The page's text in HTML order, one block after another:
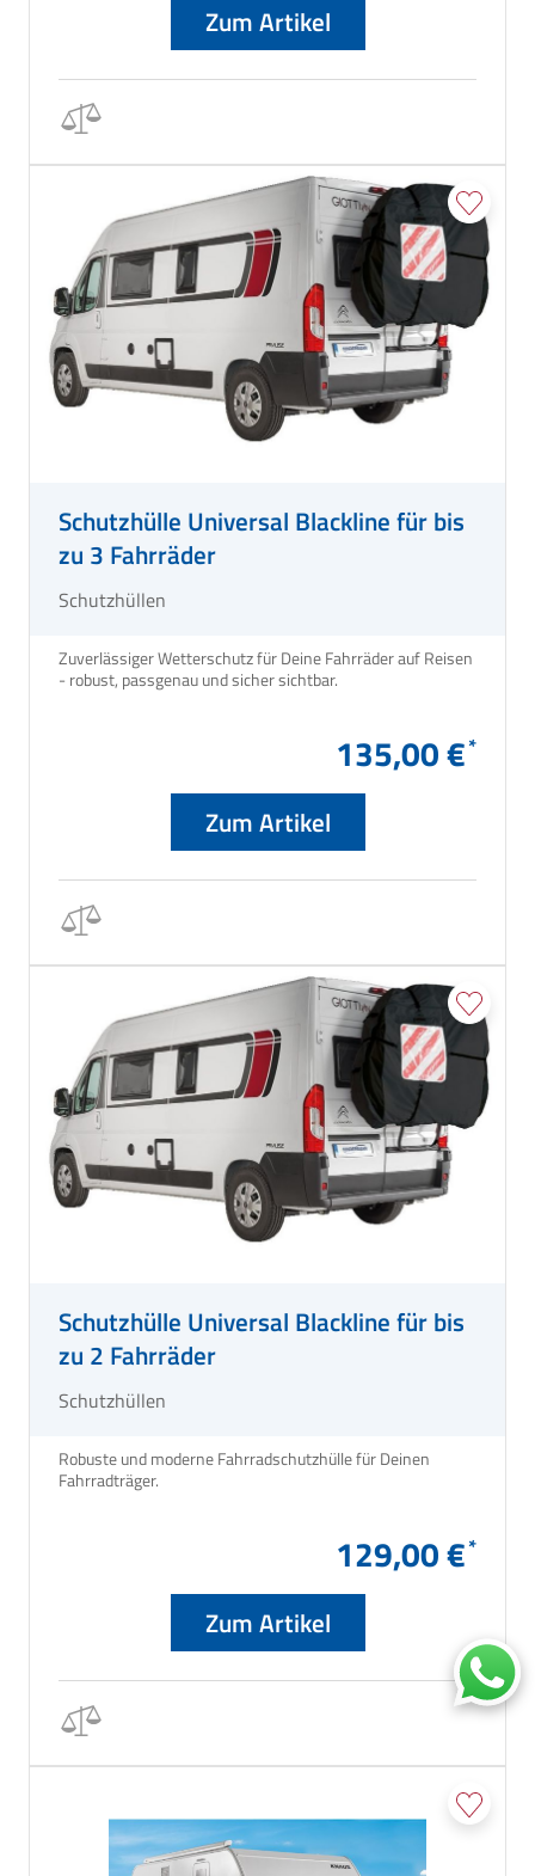
Zum Artikel
Schutzhülle Universal Blackline für bis
zu 3 Fahrräder
Schutzhüllen
Zuverlässiger Wetterschutz für Deine Fahrräder auf Reisen
135,00 €
Zum Artikel
Schutzhülle Universal Blackline für bis
zu 2 Fahrräder
Schutzhüllen
Robuste und moderne Fahrradschutzhülle für Deinen
129,00 €
Zum Artikel